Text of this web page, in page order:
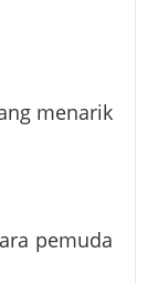
menarik
pemuda